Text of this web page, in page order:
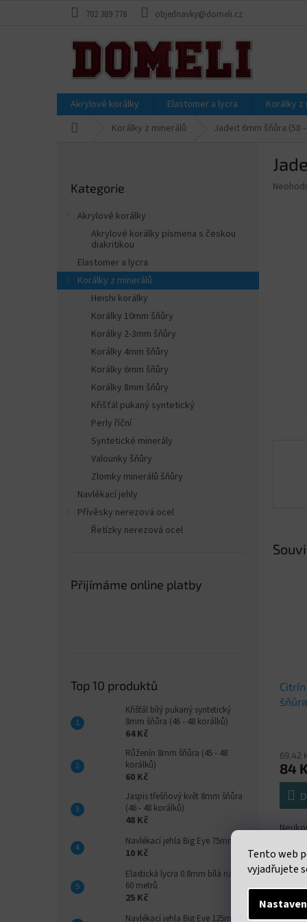
Tento web
vyjadřujete
702 389 778 objednavky@domeli.cz
Akrylové korálky Elastomer a lycra Korálky z
Korálky z minerálů Jadeit 6mm šňůra (58
í
p
kategorie
Kategorie
Akrylové korálky
Akrylové korálky písmena s českou
diakritikou
Elastomer a lycra
Korálky z minerálů
Heishi korálky
Korálky 10mm šňůry
Korálky 2-3mm šňůry
Korálky 4mm šňůry
Korálky 6mm šňůry
Korálky 8mm šňůry
Křišťál pukaný syntetický
Perly říční
Syntetické minerály
Valounky šňůry
Zlomky minerálů šňůry
Navlékací jehly
Přívěsky nerezová ocel
Řetízky nerezová ocel
Přijímáme online platby
Top 10 produktů
Křišťál bílý pukaný syntetický
8mm šňůra (46 - 48 korálků)
64 Kč
Růženín 8mm šňůra (45 - 48
korálků)
60 Kč
Jaspis třešňový květ 8mm šňůra
(46 - 48 korálků)
48 Kč
Navlékací jehla Big Eye 75mm
10 Kč
Elastická lycra 0.8mm bílá návin
60 metrů
25 Kč
Navlékací jehla Big Eye 125mm
69,42
84
38 cm